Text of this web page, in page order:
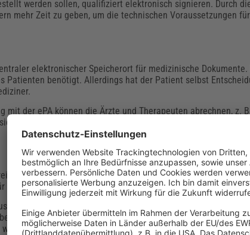
werden sollen, qualifiziert elektronisch signieren. Durch
mehr Zeit zu geben, um die technischen Voraussetzungen
elektronischer Speicherort für medizinische
Patienten benötigt. Allerdings hat der Patient selbst
mit der ePA können die Ärzte und Therapeuten abrechnen, z.
der dortigen Behandlungsdaten. Konkret lassen sich
Erstbefüllen der elektronische Patientenakte10 Euro
das Jahr 2021. Wie Praxen diesen Wert abrechnen können,
mit der elektronischen Patientenakte erhalten die
auch Krankenhäuser und Apotheken können mit der ePA